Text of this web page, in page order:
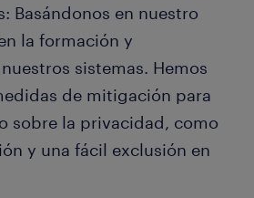
Basándonos en nuestro
la formación y
sistemas. Hemos
de mitigación para
sobre la privacidad, como
y una fácil exclusión en